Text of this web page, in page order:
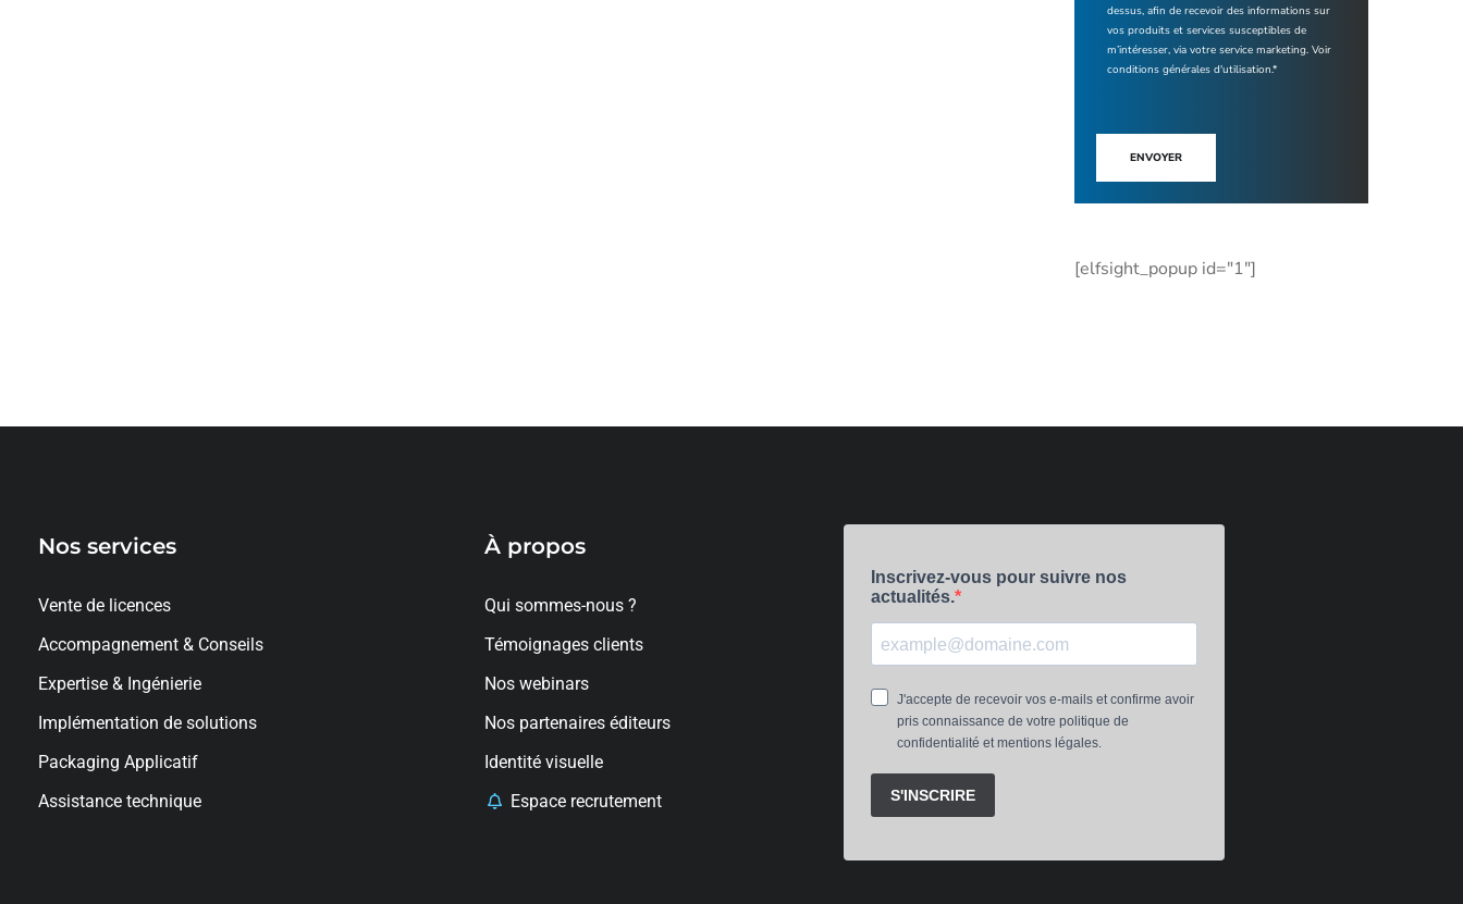
dessus, afin de recevoir des informations sur
vos produits et services susceptibles de
m’intéresser, via votre service marketing. Voir
conditions générales d'utilisation.*
ENVOYER
[elfsight_popup id="1"]
Nos services
Vente de licences
Accompagnement & Conseils
Expertise & Ingénierie
Implémentation de solutions
Packaging Applicatif
Assistance technique
À propos
Qui sommes-nous ?
Témoignages clients
Nos webinars
Nos partenaires éditeurs
Identité visuelle
Espace recrutement